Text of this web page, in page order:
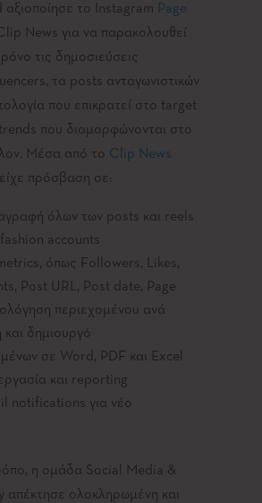
αξιοποίησε το Instagram Page
News για να παρακολουθεί
τις δημοσιεύσεις
τα posts ανταγωνιστικών
που επικρατεί στο target
που διαμορφώνονται στο
Μέσα από το Clip News
πρόσβαση σε:
όλων των posts και reels
accounts
όπως Followers, Likes,
Post URL, Post date, Page
περιεχομένου ανά
δημιουργό
σε Word, PDF και Excel
και reporting
notifications για νέο
η ομάδα Social Media &
ολοκληρωμένη και